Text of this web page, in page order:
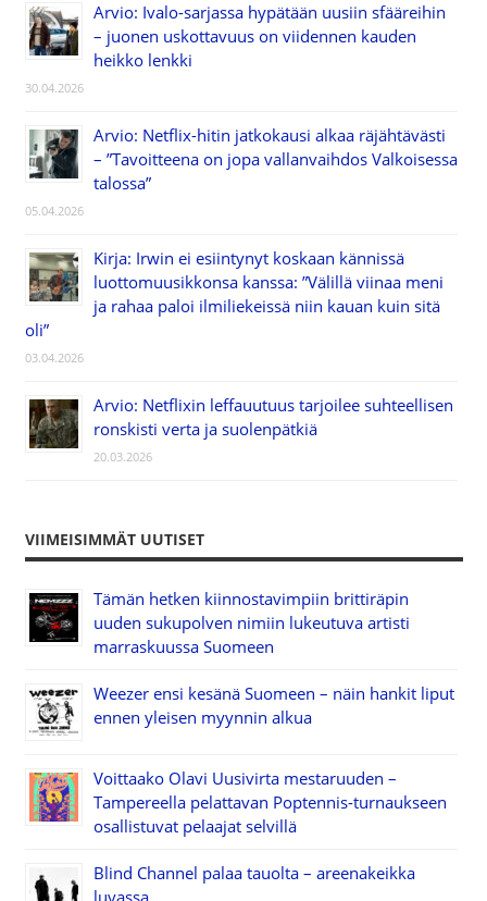
Arvio: Ivalo-sarjassa hypätään uusiin sfääreihin
– juonen uskottavuus on viidennen kauden
heikko lenkki
30.04.2026
Arvio: Netflix-hitin jatkokausi alkaa räjähtävästi
– ”Tavoitteena on jopa vallanvaihdos Valkoisessa
talossa”
05.04.2026
Kirja: Irwin ei esiintynyt koskaan kännissä
luottomuusikkonsa kanssa: ”Välillä viinaa meni
ja rahaa paloi ilmiliekeissä niin kauan kuin sitä
oli”
03.04.2026
Arvio: Netflixin leffauutuus tarjoilee suhteellisen
ronskisti verta ja suolenpätkiä
20.03.2026
VIIMEISIMMÄT UUTISET
Tämän hetken kiinnostavimpiin brittiräpin
uuden sukupolven nimiin lukeutuva artisti
marraskuussa Suomeen
Weezer ensi kesänä Suomeen – näin hankit liput
ennen yleisen myynnin alkua
Voittaako Olavi Uusivirta mestaruuden –
Tampereella pelattavan Poptennis-turnaukseen
osallistuvat pelaajat selvillä
Blind Channel palaa tauolta – areenakeikka
luvassa